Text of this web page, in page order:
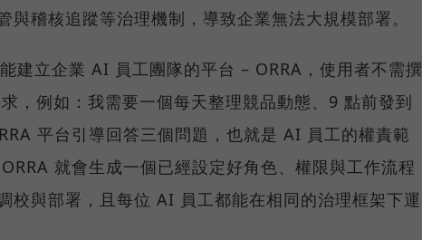
稽核追蹤等治理機制，導致企業無法大規模部署。
建立企業 AI 員工團隊的平台 – ORRA，使用者不需撰
，例如：我需要一個每天整理競品動態、9 點前發到
平台引導回答三個問題，也就是 AI 員工的權責範
就會生成一個已經設定好角色、權限與工作流程
校與部署，且每位 AI 員工都能在相同的治理框架下運